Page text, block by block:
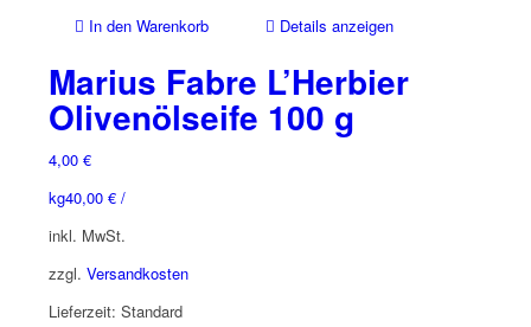
In den Warenkorb
Details anzeigen
Marius Fabre L’Herbier
Olivenölseife 100 g
4,00 €
40,00 €/
kg
inkl. MwSt.
zzgl. Versandkosten
Lieferzeit: Standard